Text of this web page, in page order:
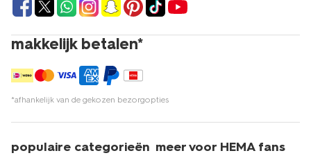
makkelijk betalen*
*afhankelijk van de gekozen bezorgopties
populaire categorieën meer voor HEMA fans